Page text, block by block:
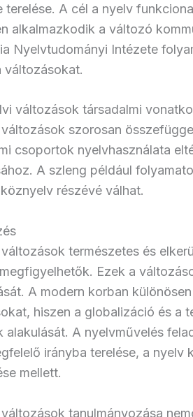
terelése. A cél a nyelv
alkalmazkodik a változó
Nyelvtudományi Intézete
változásokat.
változások társadalmi
szorosan
csoportok nyelvhasználata
A szleng például
részévé válhat.
természetes és
Ezek a
A modern korban
hiszen a globalizáció és a
alakulását. A nyelvművelés
irányba terelése, a nyelv
mellett.
tanulmányozása